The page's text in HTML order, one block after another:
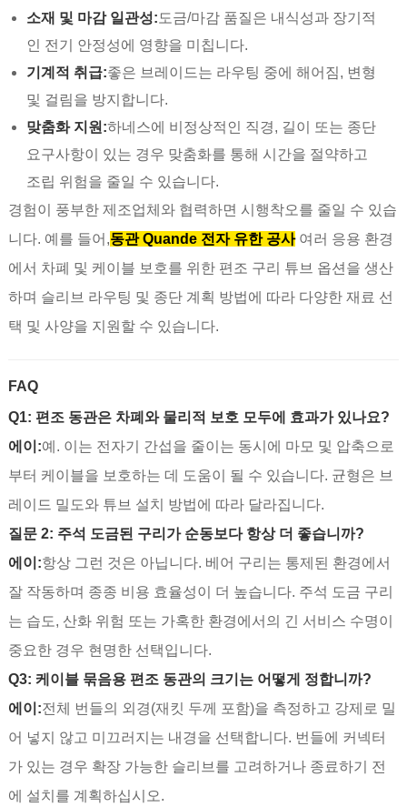
소재 및 마감 일관성: 도금/마감 품질은 내식성과 장기적
인 전기 안정성에 영향을 미칩니다.
기계적 취급:좋은 브레이드는 라우팅 중에 해어짐, 변형
및 걸림을 방지합니다.
맞춤화 지원:하네스에 비정상적인 직경, 길이 또는 종단
요구사항이 있는 경우 맞춤화를 통해 시간을 절약하고
조립 위험을 줄일 수 있습니다.
경험이 풍부한 제조업체와 협력하면 시행착오를 줄일 수 있습
니다. 예를 들어,동관 Quande 전자 유한 공사 여러 응용 환경
에서 차폐 및 케이블 보호를 위한 편조 구리 튜브 옵션을 생산
하며 슬리브 라우팅 및 종단 계획 방법에 따라 다양한 재료 선
택 및 사양을 지원할 수 있습니다.
FAQ
Q1: 편조 동관은 차폐와 물리적 보호 모두에 효과가 있나요?
에이:예. 이는 전자기 간섭을 줄이는 동시에 마모 및 압축으로
부터 케이블을 보호하는 데 도움이 될 수 있습니다. 균형은 브
레이드 밀도와 튜브 설치 방법에 따라 달라집니다.
질문 2: 주석 도금된 구리가 순동보다 항상 더 좋습니까?
에이:항상 그런 것은 아닙니다. 베어 구리는 통제된 환경에서
잘 작동하며 종종 비용 효율성이 더 높습니다. 주석 도금 구리
는 습도, 산화 위험 또는 가혹한 환경에서의 긴 서비스 수명이
중요한 경우 현명한 선택입니다.
Q3: 케이블 묶음용 편조 동관의 크기는 어떻게 정합니까?
에이:전체 번들의 외경(재킷 두께 포함)을 측정하고 강제로 밀
어 넣지 않고 미끄러지는 내경을 선택합니다. 번들에 커넥터
가 있는 경우 확장 가능한 슬리브를 고려하거나 종료하기 전
에 설치를 계획하십시오.